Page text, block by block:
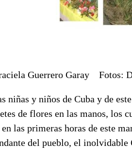
Guerrero Garay Fotos:
niñas y niños de Cuba y de
de flores en las manos, los
en las primeras horas de este
del pueblo, el inolvidable